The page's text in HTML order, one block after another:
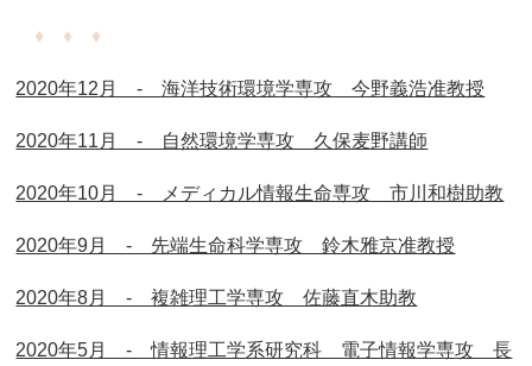
♦ ♦ ♦
2020年12月 - 海洋技術環境学専攻 今野義浩准教授
2020年11月 - 自然環境学専攻 久保麦野講師
2020年10月 - メディカル情報生命専攻 市川和樹助教
2020年9月 - 先端生命科学専攻 鈴木雅京准教授
2020年8月 - 複雑理工学専攻 佐藤直木助教
2020年5月 - 情報理工学系研究科 電子情報学専攻 長